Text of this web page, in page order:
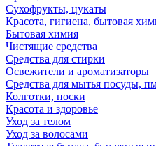
Сухофрукты, цукаты
Красота, гигиена, бытовая
Бытовая химия
Чистящие средства
Средства для стирки
Освежители и ароматизаторы
Средства для мытья посуды,
Колготки, носки
Красота и здоровье
Уход за телом
Уход за волосами